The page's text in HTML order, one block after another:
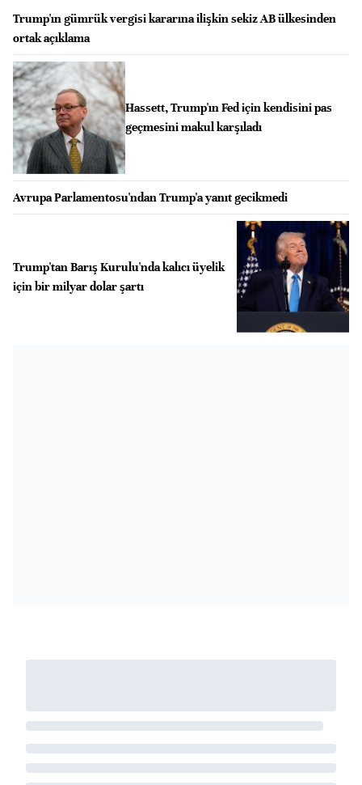
Trump'ın gümrük vergisi kararına ilişkin sekiz AB ülkesinden
ortak açıklama
Hassett, Trump'ın Fed için kendisini pas
geçmesini makul karşıladı
Avrupa Parlamentosu'ndan Trump'a yanıt gecikmedi
Trump'tan Barış Kurulu'nda kalıcı üyelik
için bir milyar dolar şartı